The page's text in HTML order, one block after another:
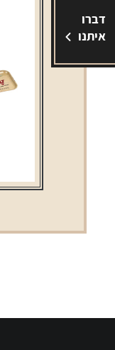
דברו
איתנו